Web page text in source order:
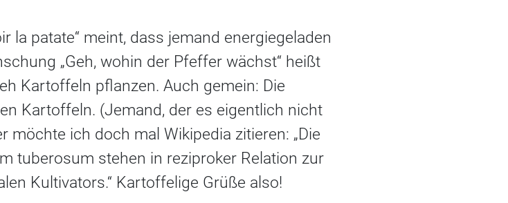
la patate“ meint, dass jemand energiegeladen
„Geh, wohin der Pfeffer wächst“ heißt
Kartoffeln pflanzen. Auch gemein: Die
Kartoffeln. (Jemand, der es eigentlich nicht
möchte ich doch mal Wikipedia zitieren: „Die
tuberosum stehen in reziproker Relation zur
Kultivators.“ Kartoffelige Grüße also!